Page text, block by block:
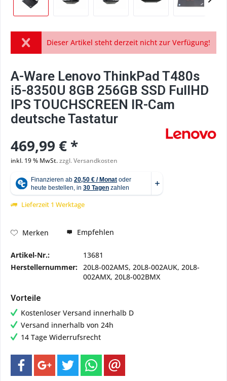
Dieser Artikel steht derzeit nicht zur Verfügung!
A-Ware Lenovo ThinkPad T480s
i5-8350U 8GB 256GB SSD FullHD
IPS TOUCHSCREEN IR-Cam
deutsche Tastatur
469,99 € *
inkl. 19 % MwSt.zzgl. Versandkosten
Lieferzeit 1 Werktage
Merken Empfehlen
Artikel-Nr.:
13681
Herstellernummer: 20L8-002AMS, 20L8-002AUK, 20L8-
002AMX, 20L8-002BMX
Vorteile
Kostenloser Versand innerhalb D
Versand innerhalb von 24h
14 Tage Widerrufsrecht